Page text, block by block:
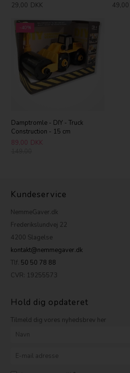
29,00 DKK
49,00
-40%
Damptromle - DIY - Truck
Construction - 15 cm
89,00 DKK
Kundeservice
NemmeGaver.dk
Frederikslundvej 22
4200 Slagelse
kontakt@nemmegaver.dk
Tlf. 50 50 78 88
CVR: 19255573
Hold dig opdateret
Tilmeld dig vores nyhedsbrev her